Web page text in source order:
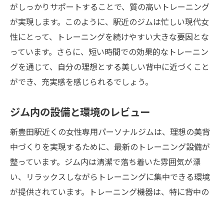
がしっかりサポートすることで、質の高いトレーニング
が実現します。このように、駅近のジムは忙しい現代女
性にとって、トレーニングを続けやすい大きな要因とな
っています。さらに、短い時間での効果的なトレーニン
グを通じて、自分の理想とする美しい背中に近づくこと
ができ、充実感を感じられるでしょう。
ジム内の設備と環境のレビュー
新豊田駅近くの女性専用パーソナルジムは、理想の美背
中づくりを実現するために、最新のトレーニング設備が
整っています。ジム内は清潔で落ち着いた雰囲気が漂
い、リラックスしながらトレーニングに集中できる環境
が提供されています。トレーニング機器は、特に背中の